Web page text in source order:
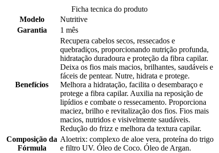
Ficha tecnica do produto
Modelo
Nutritive
Garantia
1 mês
Benefícios
Recupera cabelos secos, ressecados e
quebradiços, proporcionando nutrição profunda,
hidratação duradoura e proteção da fibra capilar.
Deixa os fios mais macios, brilhantes, saudáveis e
fáceis de pentear. Nutre, hidrata e protege.
Melhora a hidratação, facilita o desembaraço e
protege a fibra capilar. Auxilia na reposição de
lipídios e combate o ressecamento. Proporciona
maciez, brilho e revitalização dos fios. Fios mais
macios, nutridos e visivelmente saudáveis.
Redução do frizz e melhora da textura capilar.
Composição da
Fórmula
Aloetrix: complexo de aloe vera, proteína do trigo
e filtro UV. Óleo de Coco. Óleo de Argan.